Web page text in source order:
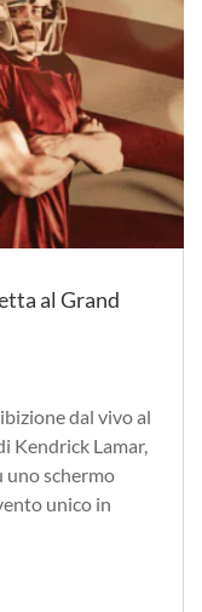
al Grand
dal vivo al
Kendrick Lamar,
uno schermo
unico in